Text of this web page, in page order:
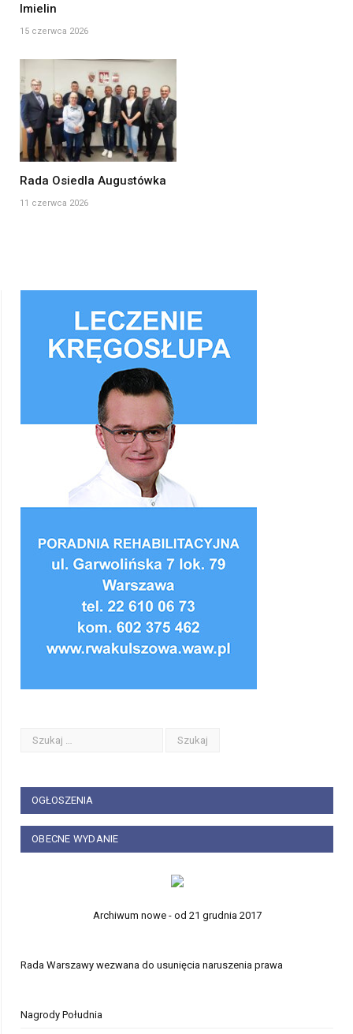
Imielin
15 czerwca 2026
Rada Osiedla Augustówka
11 czerwca 2026
OGŁOSZENIA
OBECNE WYDANIE
Archiwum nowe - od 21 grudnia 2017
Rada Warszawy wezwana do usunięcia naruszenia prawa
Nagrody Południa